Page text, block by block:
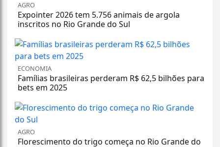
AGRO
Expointer 2026 tem 5.756 animais de argola
inscritos no Rio Grande do Sul
ECONOMIA
Famílias brasileiras perderam R$ 62,5 bilhões para
bets em 2025
AGRO
Florescimento do trigo começa no Rio Grande do